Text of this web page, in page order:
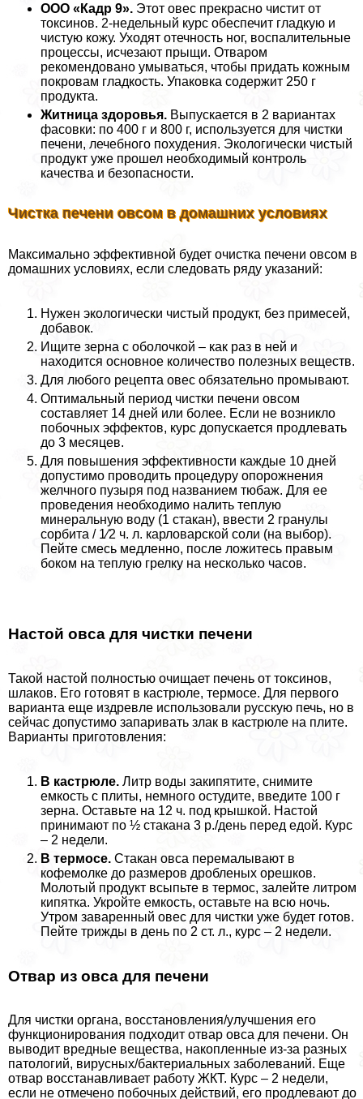
ООО «Кадр 9». Этот овес прекрасно чистит от
токсинов. 2-недельный курс обеспечит гладкую и
чистую кожу. Уходят отечность ног, воспалительные
процессы, исчезают прыщи. Отваром
рекомендовано умываться, чтобы придать кожным
покровам гладкость. Упаковка содержит 250 г
продукта.
Житница здоровья. Выпускается в 2 вариантах
фасовки: по 400 г и 800 г, используется для чистки
печени, лечебного похудения. Экологически чистый
продукт уже прошел необходимый контроль
качества и безопасности.
Чистка печени овсом в домашних условиях
Максимально эффективной будет очистка печени овсом в
домашних условиях, если следовать ряду указаний:
Нужен экологически чистый продукт, без примесей,
добавок.
Ищите зерна с оболочкой – как раз в ней и
находится основное количество полезных веществ.
Для любого рецепта овес обязательно промывают.
Оптимальный период чистки печени овсом
составляет 14 дней или более. Если не возникло
побочных эффектов, курс допускается продлевать
до 3 месяцев.
Для повышения эффективности каждые 10 дней
допустимо проводить процедуру oпopoжнения
желчного пузыря под названием тюбаж. Для ее
проведения необходимо налить теплую
минеральную воду (1 стакан), ввести 2 гранулы
сорбита / 1⁄2 ч. л. карловарской соли (на выбор).
Пейте смесь медленно, после ложитесь правым
боком на теплую грелку на несколько часов.
Настой овса для чистки печени
Такой настой полностью очищает печень от токсинов,
шлаков. Его готовят в кастрюле, термосе. Для первого
варианта еще издревле использовали русскую печь, но в
сейчас допустимо запаривать злак в кастрюле на плите.
Варианты приготовления:
В кастрюле. Литр воды закипятите, снимите
емкость с плиты, немного остудите, введите 100 г
зерна. Оставьте на 12 ч. под крышкой. Настой
принимают по ½ стакана 3 р./день перед едой. Курс
– 2 недели.
В термосе. Стакан овса перемалывают в
кофемолке до размеров дробленых орешков.
Молотый продукт всыпьте в термос, залейте литром
кипятка. Укройте емкость, оставьте на всю ночь.
Утром заваренный овес для чистки уже будет готов.
Пейте трижды в день по 2 ст. л., курс – 2 недели.
Отвар из овса для печени
Для чистки органа, восстановления/улучшения его
функционирования подходит отвар овса для печени. Он
выводит вредные вещества, накопленные из-за разных
патологий, вирусных/бактериальных заболеваний. Еще
отвар восстанавливает работу ЖКТ. Курс – 2 недели,
если не отмечено побочных действий, его продлевают до